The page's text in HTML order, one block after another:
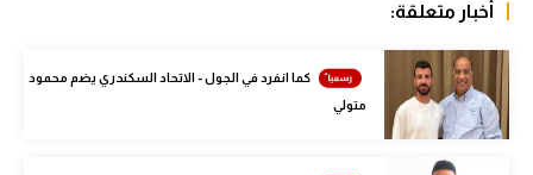
كرة سلة
كرة يد
كرة طائرة
الوطن العربي
أخبار متعلقة:
كما انفرد في الجول - الاتحاد السكندري يضم محمود
متولي